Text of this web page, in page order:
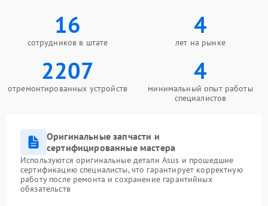
16
сотрудников в штате
4
лет на рынке
2207
отремонтированных устройств
4
минимальный опыт работы
специалистов
Оригинальные запчасти и
сертифицированные мастера
Используются оригинальные детали Asus и прошедшие
сертификацию специалисты, что гарантирует корректную
работу после ремонта и сохранение гарантийных
обязательств